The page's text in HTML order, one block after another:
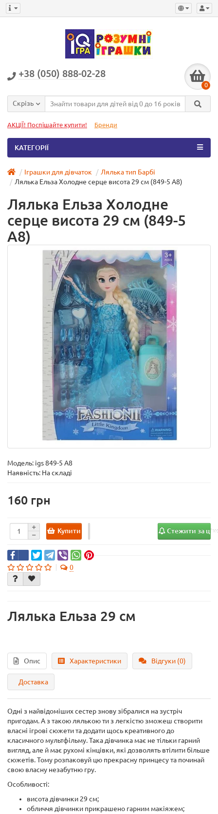
+38 (050) 888-02-28
0
Скрізь
АКЦІЇ! Поспішайте купити! Бренди
КАТЕГОРІЇ
Іграшки для дівчаток
Лялька тип Барбі
Лялька Ельза Холодне серце висота 29 см (849-5 A8)
Лялька Ельза Холодне
серце висота 29 см (849-5
A8)
Модель: igs 849-5 A8
Наявність: На складі
160
Купити Стежити за
0
Лялька Ельза 29 см
Опис Характеристики Відгуки (0)
Доставка
Одні з найвідоміших сестер знову зібралися на зустріч
пригодам. А з такою лялькою ти з легкістю зможеш створити
власні ігрові сюжети та додати щось креативного до
класичного мультфільму. Така дівчинка має не тільки гарний
вигляд, але й має рухомі кінцівки, які дозволять втілити більше
сюжетів. Тому розпаковуй цю прекрасну принцесу та починай
свою власну незабутню гру.
Особливості:
висота дівчинки 29 см;
обличчя дівчинки прикрашено гарним макіяжем;